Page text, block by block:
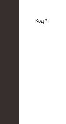
Код *: